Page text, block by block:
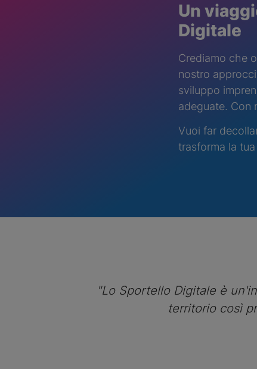
Un
Digitale
Crediamo che
nostro
sviluppo
adeguate. Con
Vuoi far
trasforma la
"Lo Sportello Digitale è
territorio così